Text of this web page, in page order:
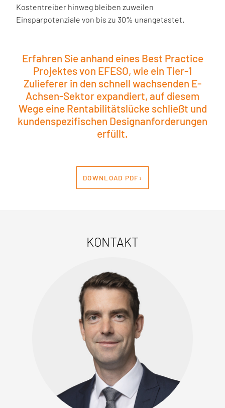
Kostentreiber hinweg bleiben zuweilen
Einsparpotenziale von bis zu 30% unangetastet.
Erfahren Sie anhand eines Best Practice
Projektes von EFESO, wie ein Tier-1
Zulieferer in den schnell wachsenden E-
Achsen-Sektor expandiert, auf diesem
Wege eine Rentabilitätslücke schließt und
kundenspezifischen Designanforderungen
erfüllt.
DOWNLOAD PDF›
KONTAKT